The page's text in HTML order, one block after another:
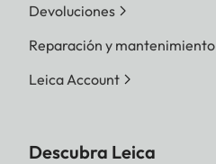
Devoluciones
Reparación y mantenimiento
Leica Account
Descubra Leica